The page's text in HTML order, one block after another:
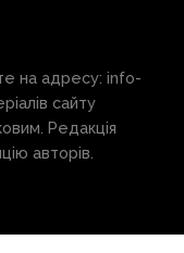
на адресу: info-
сайту
Редакція
авторів.